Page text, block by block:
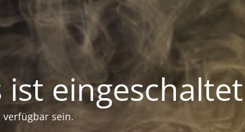
eingeschaltet
verfügbar sein.